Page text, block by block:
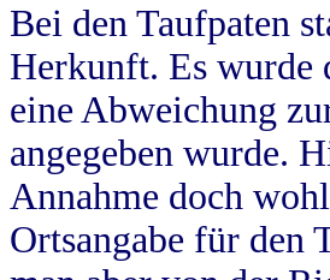
Bei den Taufpaten
Herkunft. Es wurde
eine Abweichung
angegeben wurde.
Annahme doch
Ortsangabe für den